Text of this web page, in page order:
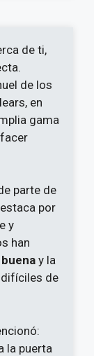
de ti,
de los
en
gama
parte de
por
y
han
y la
de
la puerta